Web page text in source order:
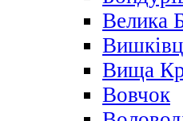
Велика
Вища
Вовчок